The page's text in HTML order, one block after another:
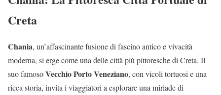
Creta
Chania, un’affascinante fusione di fascino antico e vivacità
moderna, si erge come una delle città più pittoresche di Creta. Il
suo famosoVecchio Porto Veneziano, con vicoli tortuosi e una
ricca storia, invita i viaggiatori a esplorare una miriade di